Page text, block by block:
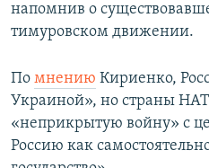
напомнив о
тимуровском движении.
По мнению Кириенко,
Украиной», но страны
«неприкрытую войну» с
Россию как